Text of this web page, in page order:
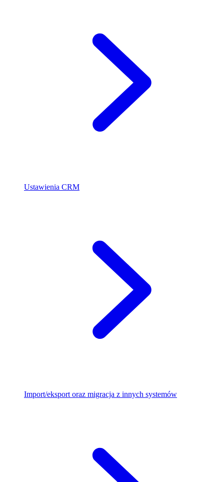
Ustawienia CRM
Import/eksport oraz migracja z innych systemów